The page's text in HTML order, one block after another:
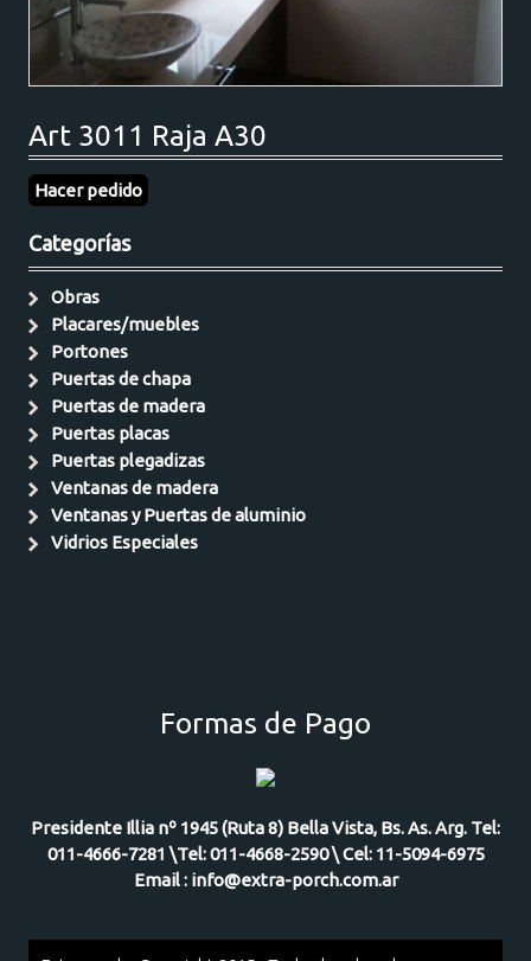
Art 3011 Raja A30
Hacer pedido
Categorías
Obras
Placares/muebles
Portones
Puertas de chapa
Puertas de madera
Puertas placas
Puertas plegadizas
Ventanas de madera
Ventanas y Puertas de aluminio
Vidrios Especiales
Formas de Pago
Presidente Illia nº 1945 (Ruta 8) Bella Vista, Bs. As. Arg. Tel:
011-4666-7281 \Tel: 011-4668-2590 \ Cel: 11-5094-6975
Email : info@extra-porch.com.ar